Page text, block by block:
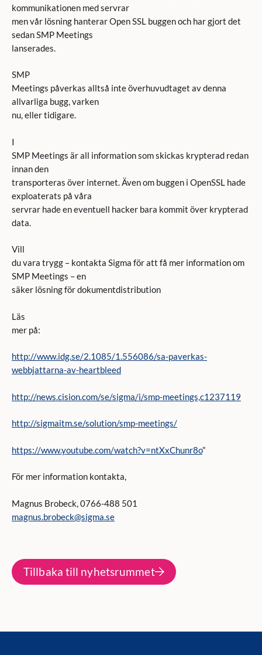
kommunikationen med servrar
men vår lösning hanterar Open SSL buggen och har gjort det
sedan SMP Meetings
lanserades.
SMP
Meetings påverkas alltså inte överhuvudtaget av denna
allvarliga bugg, varken
nu, eller tidigare.
I
SMP Meetings är all information som skickas krypterad redan
innan den
transporteras över internet. Även om buggen i OpenSSL hade
exploaterats på våra
servrar hade en eventuell hacker bara kommit över krypterad
data.
Vill
du vara trygg – kontakta Sigma för att få mer information om
SMP Meetings – en
säker lösning för dokumentdistribution
Läs
mer på:
http://www.idg.se/2.1085/1.556086/sa-paverkas-
webbjattarna-av-heartbleed
http://news.cision.com/se/sigma/i/smp-meetings,c1237119
http://sigmaitm.se/solution/smp-meetings/
https://www.youtube.com/watch?v=ntXxChunr8o”
För mer information kontakta,
Magnus Brobeck, 0766-488 501
magnus.brobeck@sigma.se
Tillbaka till nyhetsrummet